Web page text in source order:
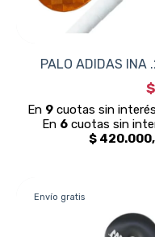
PALO ADIDAS INA
Envío gratis